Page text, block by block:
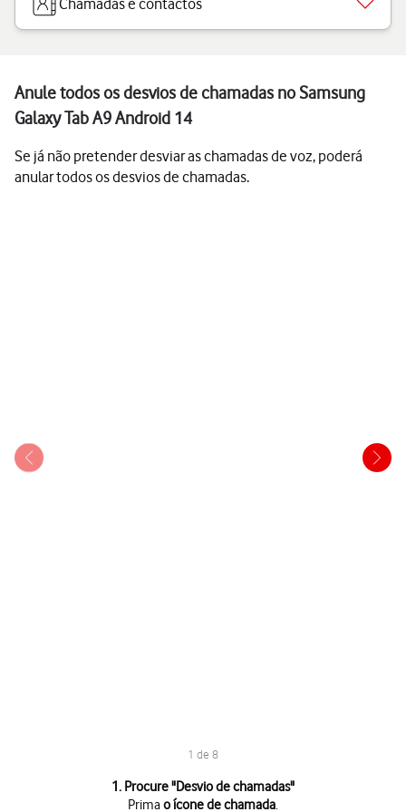
Chamadas e contactos
Anule todos os desvios de chamadas no Samsung
Galaxy Tab A9 Android 14
Se já não pretender desviar as chamadas de voz, poderá
anular todos os desvios de chamadas.
1 de 8
1. Procure "Desvio de chamadas"
Primao ícone de chamada.